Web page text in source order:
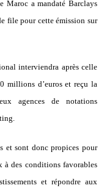
Maroc a mandaté Barclays
file pour cette émission sur
interviendra après celle
millions d’euros et reçu la
agences de notations
et sont donc propices pour
à des conditions favorables
et répondre aux